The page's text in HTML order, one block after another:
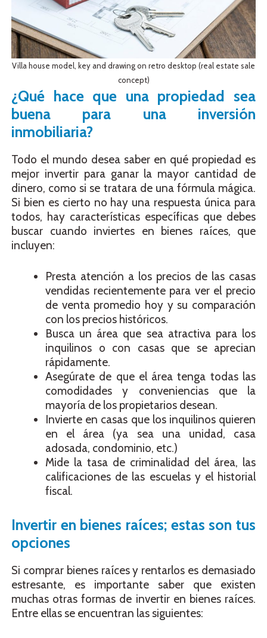
Villa house model, key and drawing on retro desktop (real estate sale
concept)
¿Qué hace que una propiedad sea
buena para una inversión
inmobiliaria?
Todo el mundo desea saber en qué propiedad es
mejor invertir para ganar la mayor cantidad de
dinero, como si se tratara de una fórmula mágica.
Si bien es cierto no hay una respuesta única para
todos, hay características específicas que debes
buscar cuando inviertes en bienes raíces, que
incluyen:
Presta atención a los precios de las casas
vendidas recientemente para ver el precio
de venta promedio hoy y su comparación
con los precios históricos.
Busca un área que sea atractiva para los
inquilinos o con casas que se aprecian
rápidamente.
Asegúrate de que el área tenga todas las
comodidades y conveniencias que la
mayoría de los propietarios desean.
Invierte en casas que los inquilinos quieren
en el área (ya sea una unidad, casa
adosada, condominio, etc.)
Mide la tasa de criminalidad del área, las
calificaciones de las escuelas y el historial
fiscal.
Invertir en bienes raíces; estas son tus
opciones
Si comprar bienes raíces y rentarlos es demasiado
estresante, es importante saber que existen
muchas otras formas de invertir en bienes raíces.
Entre ellas se encuentran las siguientes: